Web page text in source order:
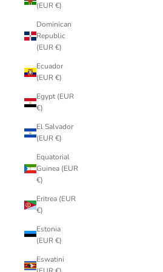
(EUR €)
Dominican
Republic
(EUR €)
Ecuador
(EUR €)
Egypt (EUR
€)
El Salvador
(EUR €)
Equatorial
Guinea (EUR
€)
Eritrea (EUR
€)
Estonia
(EUR €)
Eswatini